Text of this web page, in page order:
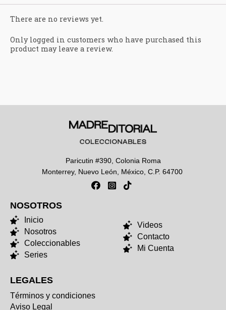
There are no reviews yet.
Only logged in customers who have purchased this
product may leave a review.
Paricutin #390, Colonia Roma
Monterrey, Nuevo León, México, C.P. 64700
NOSOTROS
Inicio
Nosotros
Coleccionables
Series
Videos
Contacto
Mi Cuenta
LEGALES
Términos y condiciones
Aviso Legal